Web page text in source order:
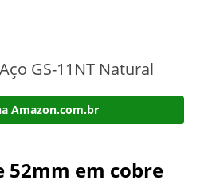
GS-11NT Natural
Amazon.com.br
52mm em cobre